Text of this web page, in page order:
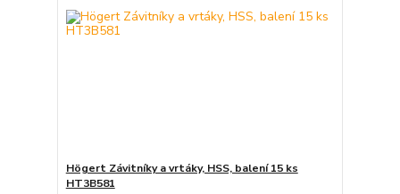
Högert Závitníky a vrtáky, HSS, balení 15 ks
HT3B581